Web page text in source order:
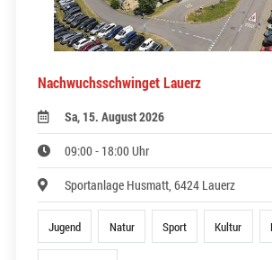
Nachwuchsschwinget Lauerz
Sa, 15. August 2026
09:00 - 18:00 Uhr
Sportanlage Husmatt, 6424 Lauerz
Jugend Natur Sport Kultur